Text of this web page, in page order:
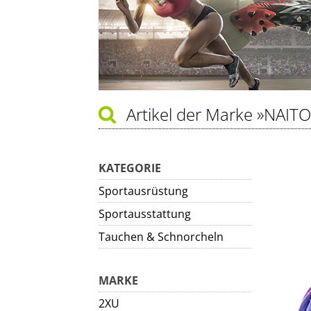
Artikel der Marke
KATEGORIE
Sportausrüstung
Sportausstattung
Tauchen & Schnorcheln
MARKE
2XU